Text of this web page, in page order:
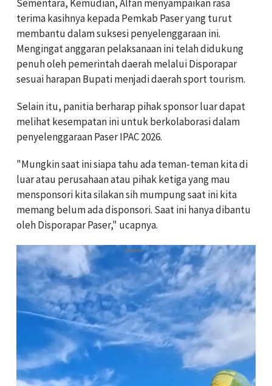
Sementara, Kemudian, Alfan menyampaikan rasa
terima kasihnya kepada Pemkab Paser yang turut
membantu dalam suksesi penyelenggaraan ini.
Mengingat anggaran pelaksanaan ini telah didukung
penuh oleh pemerintah daerah melalui Disporapar
sesuai harapan Bupati menjadi daerah sport tourism.
Selain itu, panitia berharap pihak sponsor luar dapat
melihat kesempatan ini untuk berkolaborasi dalam
penyelenggaraan Paser IPAC 2026.
"Mungkin saat ini siapa tahu ada teman-teman kita di
luar atau perusahaan atau pihak ketiga yang mau
mensponsori kita silakan sih mumpung saat ini kita
memang belum ada disponsori. Saat ini hanya dibantu
oleh Disporapar Paser," ucapnya.